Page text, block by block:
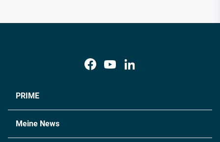
PRIME
Meine News